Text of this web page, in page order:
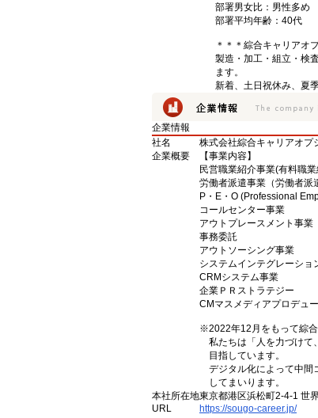
部署男女比：男性多め
部署平均年齢：40代
＊＊＊綜合キャリアオ
製造・加工・組立・検
ます。
新着、土日祝休み、夏
企業情報
社名
株式会社綜合キャリアオプ
企業概要
【事業内容】
民営職業紹介事業(有料職
労働者派遣事業（労働者派
P・E・O (Professional
コールセンター事業
アウトプレースメント事業
事務委託
アウトソーシング事業
システムインテグレーショ
CRMシステム事業
企業ＰＲストラテジー
CMマスメディアプロデュ
※2022年12月をもって綜合
私たちは「人を力づけて
目指しています。
デジタル化によって中間
してまいります。
本社所在地東京都港区浜松町2-4-1 世
URL
https://sougo-career.jp/